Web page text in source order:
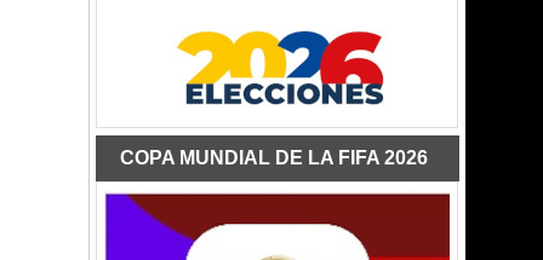
COPA MUNDIAL DE LA FIFA 2026